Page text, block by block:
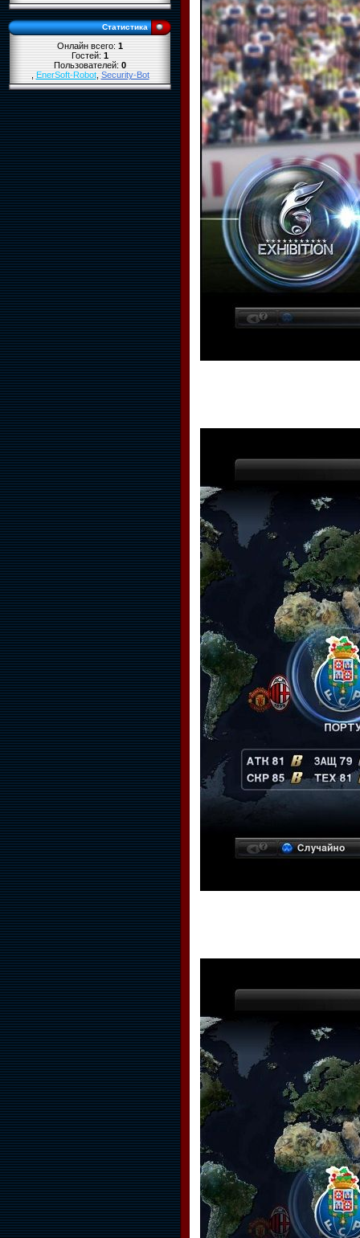
Статистика
Онлайн всего:1
Гостей:1
Пользователей:0
,EnerSoft-Robot,Security-Bot